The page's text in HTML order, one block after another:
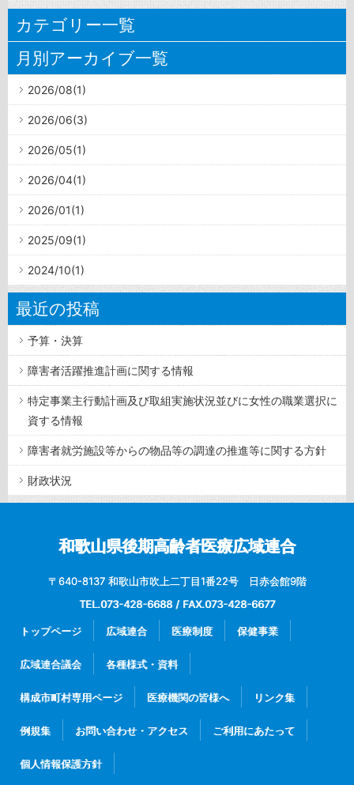
カテゴリー一覧
月別アーカイブ一覧
2026/08(1)
2026/06(3)
2026/05(1)
2026/04(1)
2026/01(1)
2025/09(1)
2024/10(1)
最近の投稿
予算・決算
障害者活躍推進計画に関する情報
特定事業主行動計画及び取組実施状況並びに女性の職業選択に
資する情報
障害者就労施設等からの物品等の調達の推進等に関する方針
財政状況
和歌山県後期高齢者医療広域連合
〒640-8137 和歌山市吹上二丁目1番22号 日赤会館9階
TEL.073-428-6688 / FAX.073-428-6677
トップページ 広域連合 医療制度 保健事業
広域連合議会 各種様式・資料
構成市町村専用ページ 医療機関の皆様へ リンク集
例規集 お問い合わせ・アクセス ご利用にあたって
個人情報保護方針